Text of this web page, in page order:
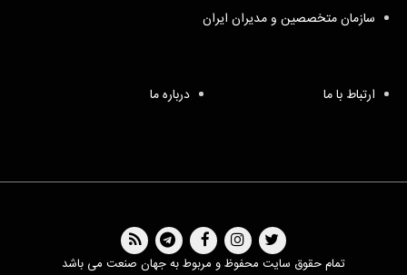
سازمان متخصصین و مدیران ایران
ارتباط با ما درباره ما
تمام حقوق سایت محفوظ و مربوط به جهان صنعت می باشد